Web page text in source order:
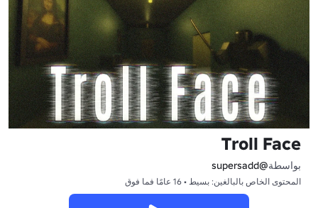
Troll Face
بواسطة@supersadd
المحتوى الخاص بالبالغين: بسيط • 16 عامًا فما فوق